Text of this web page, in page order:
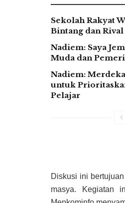
Sekolah Rakyat
Bintang dan Rival
Nadiem: Saya
Muda dan
Nadiem:
untuk
Pelajar
Diskusi ini
masya. Kegiatan